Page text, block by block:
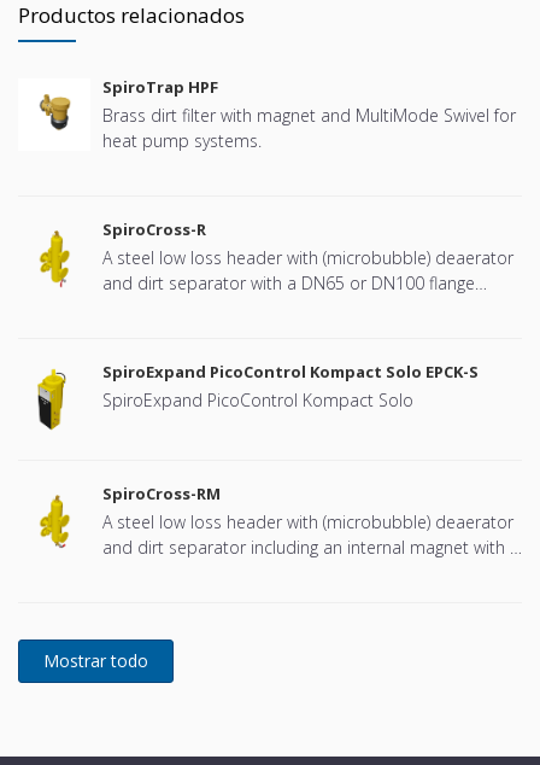
Productos relacionados
SpiroTrap HPF
Brass dirt filter with magnet and MultiMode Swivel for
heat pump systems.
SpiroCross-R
A steel low loss header with (microbubble) deaerator
and dirt separator with a DN65 or DN100 flange
SpiroExpand PicoControl Kompact Solo EPCK-S
SpiroExpand PicoControl Kompact Solo
SpiroCross-RM
A steel low loss header with (microbubble) deaerator
and dirt separator including an internal magnet with a